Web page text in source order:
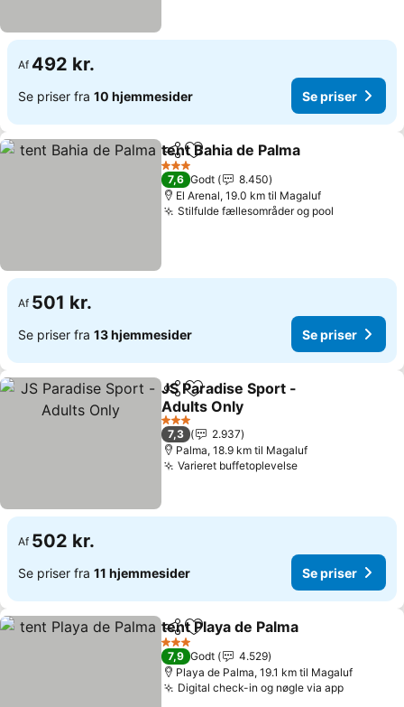
Af 492 kr.
Se priser fra 10 hjemmesider Se priser
Del Føj til favoritter
tent Bahia de Palma
3 Stjerner
7,6 Godt
8.450
El Arenal, 19.0 km til Magaluf
Stilfulde fællesområder og pool
Af 501 kr.
Se priser fra 13 hjemmesider Se priser
Del Føj til favoritter
JS Paradise Sport -
Adults Only
Se priser
3 Stjerner
7,3
2.937
Palma, 18.9 km til Magaluf
Varieret buffetoplevelseSe priser
Af 502 kr.
Se priser fra 11 hjemmesider Se priser
Del Føj til favoritter
tent Playa de Palma
3 Stjerner
7,9 Godt
4.529
Playa de Palma, 19.1 km til Magaluf
Digital check-in og nøgle via appSe priser